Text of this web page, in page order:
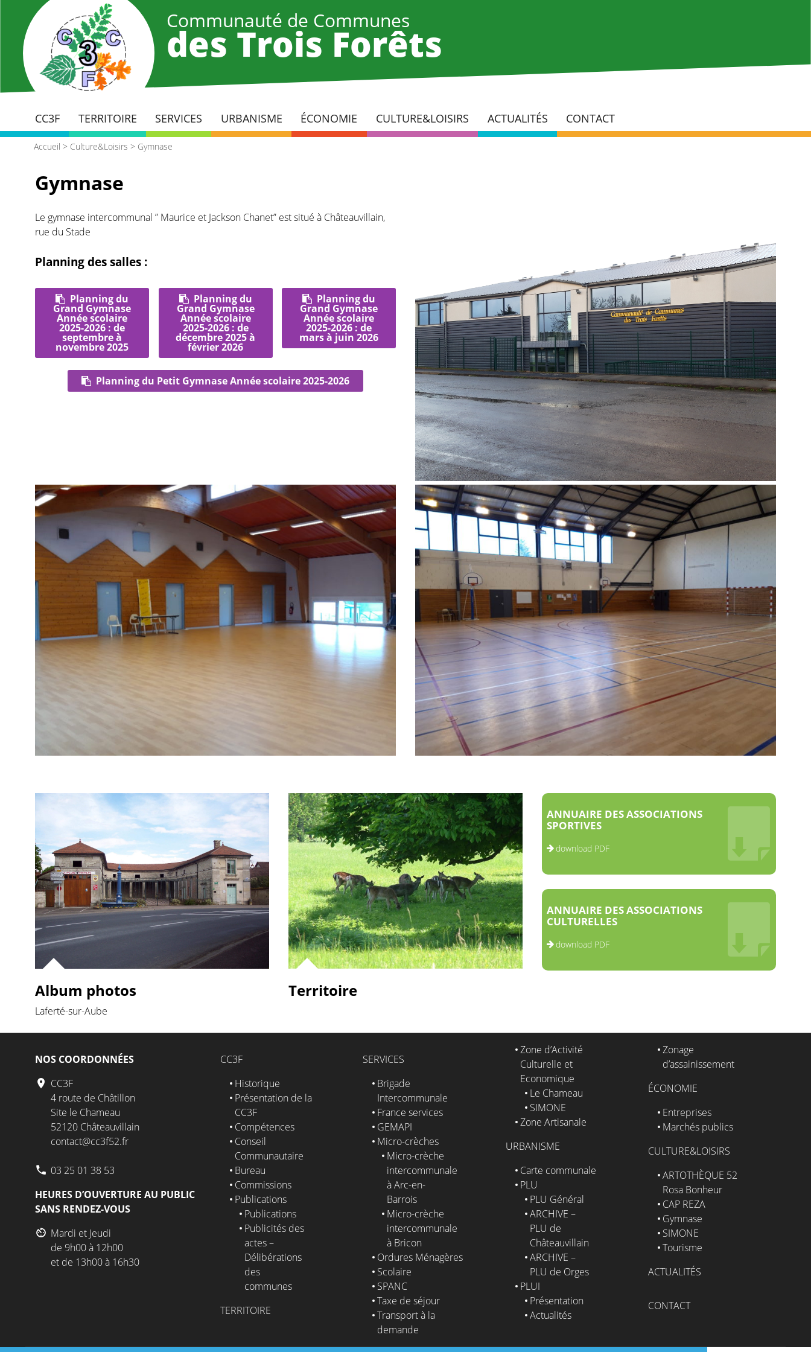
contenu
principal
Communauté de Communes
des Trois Forêts
CC3F TERRITOIRE SERVICES URBANISME ÉCONOMIE CULTURE&LOISIRS ACTUALITÉS CONTACT
Accueil > Culture&Loisirs > Gymnase
Gymnase
Le gymnase intercommunal ” Maurice et Jackson Chanet” est situé à Châteauvillain,
rue du Stade
Planning des salles :
Planning du
Grand Gymnase
Année scolaire
2025-2026 : de
septembre à
novembre 2025
Planning du
Grand Gymnase
Année scolaire
2025-2026 : de
décembre 2025 à
février 2026
Planning du
Grand Gymnase
Année scolaire
2025-2026 : de
mars à juin 2026
Planning du Petit Gymnase Année scolaire 2025-2026
Album photos
Laferté-sur-Aube
Territoire
ANNUAIRE DES ASSOCIATIONS
SPORTIVES
download PDF
ANNUAIRE DES ASSOCIATIONS
CULTURELLES
download PDF
NOS COORDONNÉES
CC3F
4 route de Châtillon
Site le Chameau
52120 Châteauvillain
contact@cc3f52.fr
03 25 01 38 53
HEURES D’OUVERTURE AU PUBLIC
SANS RENDEZ-VOUS
Mardi et Jeudi
de 9h00 à 12h00
et de 13h00 à 16h30
CC3F
Historique
Présentation de la
CC3F
Compétences
Conseil
Communautaire
Bureau
Commissions
Publications
Publications
Publicités des
actes –
Délibérations
des
communes
TERRITOIRE
SERVICES
Brigade
Intercommunale
France services
GEMAPI
Micro-crèches
Micro-crèche
intercommunale
à Arc-en-
Barrois
Micro-crèche
intercommunale
à Bricon
Ordures Ménagères
Scolaire
SPANC
Taxe de séjour
Transport à la
demande
Zone d’Activité
Culturelle et
Economique
Le Chameau
SIMONE
Zone Artisanale
URBANISME
Carte communale
PLU
PLU Général
ARCHIVE –
PLU de
Châteauvillain
ARCHIVE –
PLU de Orges
PLUI
Présentation
Actualités
Zonage
d’assainissement
ÉCONOMIE
Entreprises
Marchés publics
CULTURE&LOISIRS
ARTOTHÈQUE 52
Rosa Bonheur
CAP REZA
Gymnase
SIMONE
Tourisme
ACTUALITÉS
CONTACT